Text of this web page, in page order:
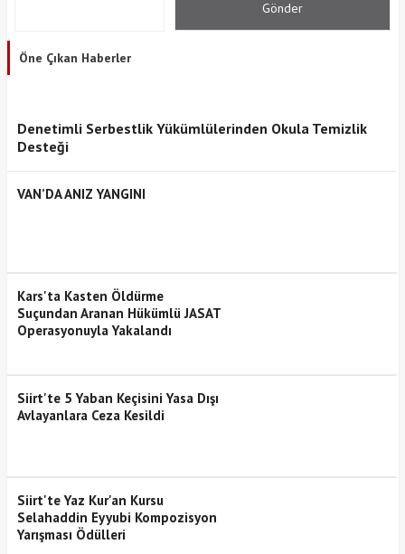
Öne Çıkan Haberler
Denetimli Serbestlik Yükümlülerinden Okula Temizlik
Desteği
VAN’DA ANIZ YANGINI
Kars'ta Kasten Öldürme
Suçundan Aranan Hükümlü JASAT
Operasyonuyla Yakalandı
Siirt'te 5 Yaban Keçisini Yasa Dışı
Avlayanlara Ceza Kesildi
Siirt'te Yaz Kur'an Kursu
Selahaddin Eyyubi Kompozisyon
Yarışması Ödülleri